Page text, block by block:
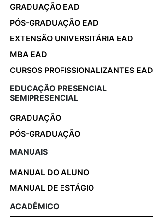
GRADUAÇÃO EAD
PÓS-GRADUAÇÃO EAD
EXTENSÃO UNIVERSITÁRIA EAD
MBA EAD
CURSOS PROFISSIONALIZANTES EAD
EDUCAÇÃO PRESENCIAL
SEMIPRESENCIAL
GRADUAÇÃO
PÓS-GRADUAÇÃO
MANUAIS
MANUAL DO ALUNO
MANUAL DE ESTÁGIO
ACADÊMICO